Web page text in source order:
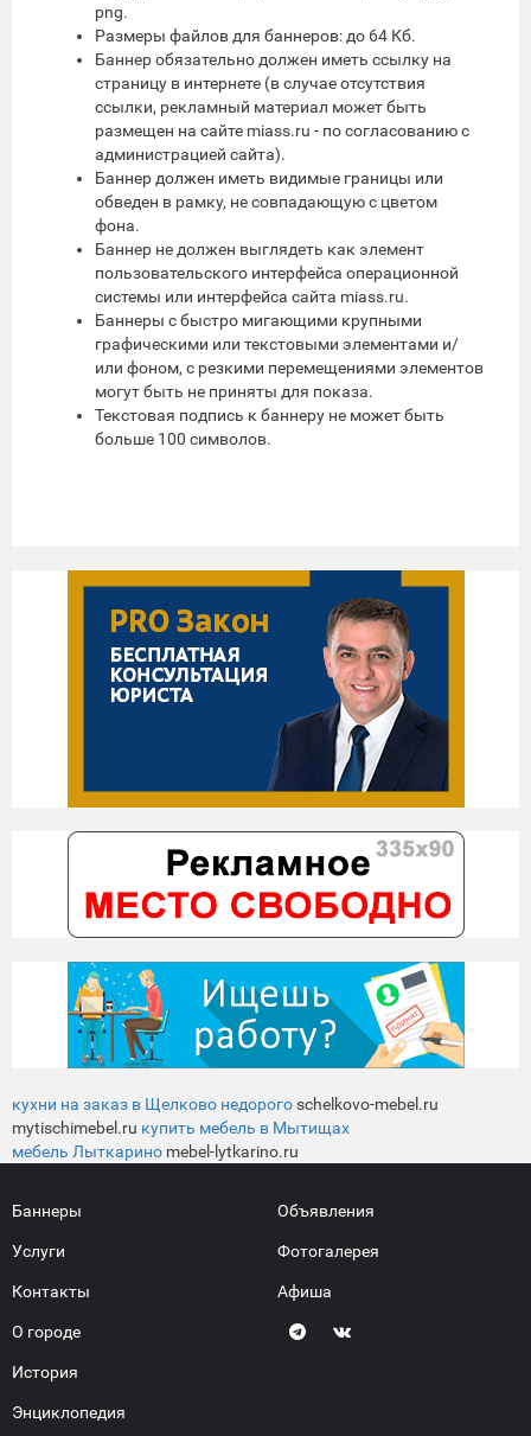
png.
Размеры файлов для баннеров: до 64 Кб.
Баннер обязательно должен иметь ссылку на
страницу в интернете (в случае отсутствия
ссылки, рекламный материал может быть
размещен на сайте miass.ru - по согласованию с
администрацией сайта).
Баннер должен иметь видимые границы или
обведен в рамку, не совпадающую с цветом
фона.
Баннер не должен выглядеть как элемент
пользовательского интерфейса операционной
системы или интерфейса сайта miass.ru.
Баннеры с быстро мигающими крупными
графическими или текстовыми элементами и/
или фоном, с резкими перемещениями элементов
могут быть не приняты для показа.
Текстовая подпись к баннеру не может быть
больше 100 символов.
кухни на заказ в Щелково недорогоschelkovo-mebel.ru
mytischimebel.ru купить мебель в Мытищах
мебель Лыткарино mebel-lytkarino.ru
Баннеры
Услуги
Контакты
О городе
История
Энциклопедия
Объявления
Фотогалерея
Афиша